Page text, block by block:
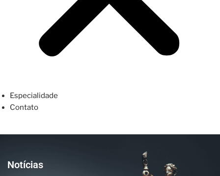
Especialidade
Contato
Notícias